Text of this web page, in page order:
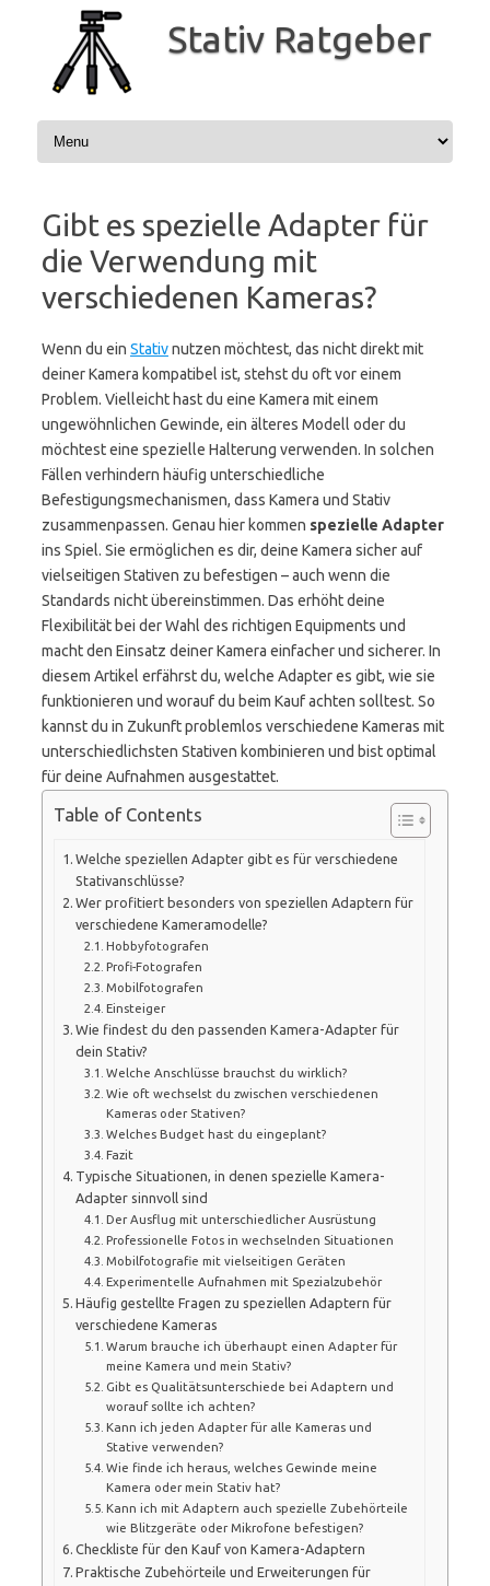
springen
Stativ Ratgeber
Gibt es spezielle Adapter für
die Verwendung mit
verschiedenen Kameras?
Wenn du ein Stativnutzen möchtest, das nicht direkt mit
deiner Kamera kompatibel ist, stehst du oft vor einem
Problem. Vielleicht hast du eine Kamera mit einem
ungewöhnlichen Gewinde, ein älteres Modell oder du
möchtest eine spezielle Halterung verwenden. In solchen
Fällen verhindern häufig unterschiedliche
Befestigungsmechanismen, dass Kamera und Stativ
zusammenpassen. Genau hier kommen spezielle Adapter
ins Spiel. Sie ermöglichen es dir, deine Kamera sicher auf
vielseitigen Stativen zu befestigen – auch wenn die
Standards nicht übereinstimmen. Das erhöht deine
Flexibilität bei der Wahl des richtigen Equipments und
macht den Einsatz deiner Kamera einfacher und sicherer. In
diesem Artikel erfährst du, welche Adapter es gibt, wie sie
funktionieren und worauf du beim Kauf achten solltest. So
kannst du in Zukunft problemlos verschiedene Kameras mit
unterschiedlichsten Stativen kombinieren und bist optimal
für deine Aufnahmen ausgestattet.
Table of Contents
Welche speziellen Adapter gibt es für verschiedene
Stativanschlüsse?
Wer profitiert besonders von speziellen Adaptern für
verschiedene Kameramodelle?
Hobbyfotografen
Profi-Fotografen
Mobilfotografen
Einsteiger
Wie findest du den passenden Kamera-Adapter für
dein Stativ?
Welche Anschlüsse brauchst du wirklich?
Wie oft wechselst du zwischen verschiedenen
Kameras oder Stativen?
Welches Budget hast du eingeplant?
Fazit
Typische Situationen, in denen spezielle Kamera-
Adapter sinnvoll sind
Der Ausflug mit unterschiedlicher Ausrüstung
Professionelle Fotos in wechselnden Situationen
Mobilfotografie mit vielseitigen Geräten
Experimentelle Aufnahmen mit Spezialzubehör
Häufig gestellte Fragen zu speziellen Adaptern für
verschiedene Kameras
Warum brauche ich überhaupt einen Adapter für
meine Kamera und mein Stativ?
Gibt es Qualitätsunterschiede bei Adaptern und
worauf sollte ich achten?
Kann ich jeden Adapter für alle Kameras und
Stative verwenden?
Wie finde ich heraus, welches Gewinde meine
Kamera oder mein Stativ hat?
Kann ich mit Adaptern auch spezielle Zubehörteile
wie Blitzgeräte oder Mikrofone befestigen?
Checkliste für den Kauf von Kamera-Adaptern
Praktische Zubehörteile und Erweiterungen für